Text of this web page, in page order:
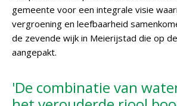
gemeente voor een integrale visie
vergroening en leefbaarheid
de zevende wijk in Meierijstad die op
aangepakt.
'De combinatie van